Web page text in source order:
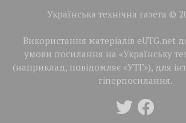
Українська технічна газета ©
Використання матеріалів eUTG.net
умови посилання на «Українську
(наприклад, повідомляє «УТГ»), для
гіперпосилання.